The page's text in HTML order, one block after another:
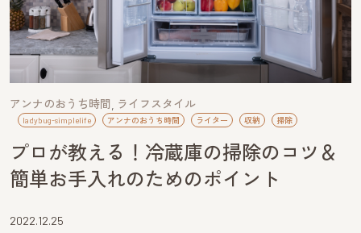
アンナのおうち時間 ライフスタイル
ladybug-simplelife アンナのおうち時間 ライター 収納 掃除
プロが教える！冷蔵庫の掃除のコツ＆
簡単お手入れのためのポイント
2022.12.25